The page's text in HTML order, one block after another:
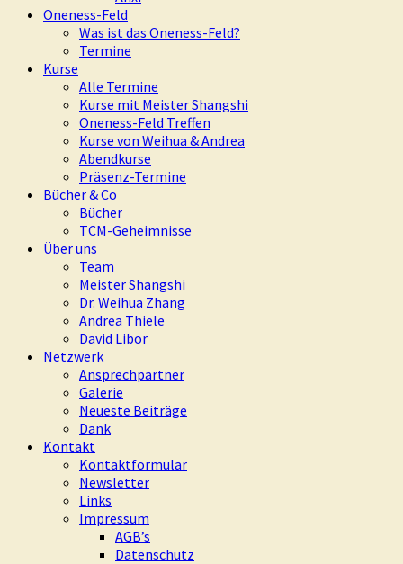
Oneness-Feld
Was ist das Oneness-Feld?
Termine
Kurse
Alle Termine
Kurse mit Meister Shangshi
Oneness-Feld Treffen
Kurse von Weihua & Andrea
Abendkurse
Präsenz-Termine
Bücher & Co
Bücher
TCM-Geheimnisse
Über uns
Team
Meister Shangshi
Dr. Weihua Zhang
Andrea Thiele
David Libor
Netzwerk
Ansprechpartner
Galerie
Neueste Beiträge
Dank
Kontakt
Kontaktformular
Newsletter
Links
Impressum
AGB’s
Datenschutz